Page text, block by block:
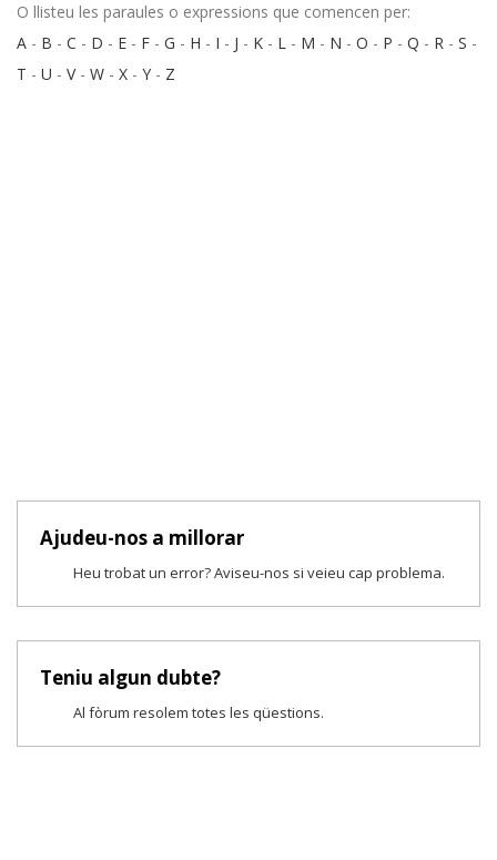
O llisteu les paraules o expressions que comencen per:
A - B - C - D - E - F - G - H - I - J - K - L - M - N - O - P - Q - R - S -
T - U - V- W - X - Y - Z
Ajudeu-nos a millorar
Heu trobat un error? Aviseu-nos si veieu cap problema.
Teniu algun dubte?
Al fòrum resolem totes les qüestions.